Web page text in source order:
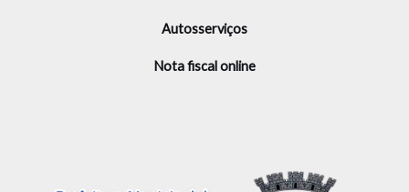
Autosserviços
Nota fiscal online